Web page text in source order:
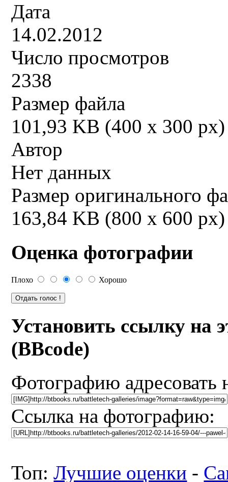
Дата
14.02.2012
Число просмотров
2338
Размер файла
101,93 KB (400 x 300 px)
Автор
Нет данных
Размер оригинального
163,84 KB (800 x 600 px)
Оценка фотографии
Плохо Хорошо
Установить ссылку на
(BBcode)
Фотографию
Ссылка на фотографию:
Топ:Лучшие оценки -